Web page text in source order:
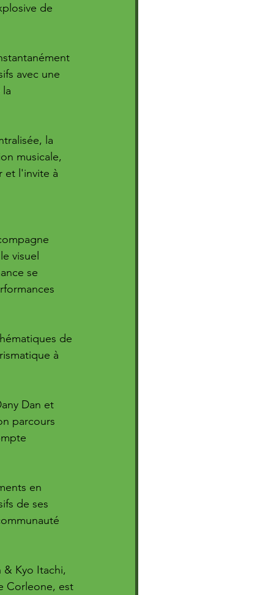
de
avec une
la
musicale,
et l'invite à
visuel
se
de
à
Dan et
parcours
en
de ses
& Kyo Itachi,
Corleone, est